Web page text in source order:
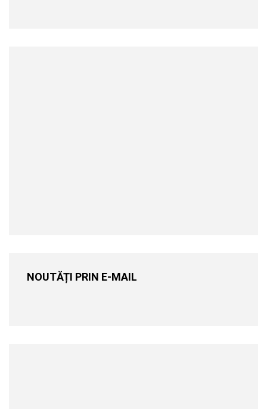
NOUTĂȚI PRIN E-MAIL